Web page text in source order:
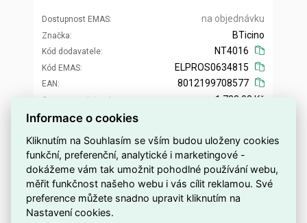
Dostupnost EMAS na objednávku
Značka
Kód dodavatele
BTicino
NT4016
Kód EMAS
EAN
ELPROS0634815
8012199708577
Cena po
registraci
Po registraci bez DPH
1 723,03 Kč
Vaše cena bez DPH
1 483,23 Kč
Přidat do košíku
Informace o cookies
Kliknutím na Souhlasím se vším budou uloženy cookies
funkční, preferenční, analytické i marketingové -
dokážeme vám tak umožnit pohodlné používání webu,
měřit funkčnost našeho webu i vás cílit reklamou. Své
preference můžete snadno upravit kliknutím na
Nastavení cookies.